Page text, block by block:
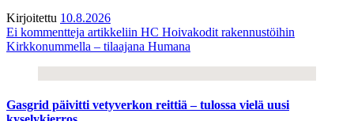
Kirjoitettu 10.8.2026
Ei kommentteja artikkeliin HC Hoivakodit rakennustöihin
Kirkkonummella – tilaajana Humana
Gasgrid päivitti vetyverkon reittiä – tulossa vielä uusi